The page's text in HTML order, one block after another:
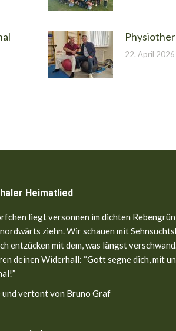
22. April 2026
Heimatlied
liegt versonnen im dichten
ziehn. Wir schauen mit
entzücken mit dem, was längst
deinen Widerhall: “Gott segne dich, mit
vertont von Bruno Graf